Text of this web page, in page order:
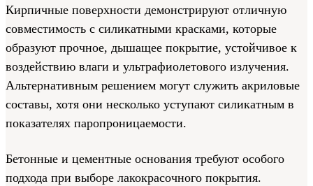
Кирпичные поверхности демонстрируют отличную
совместимость с силикатными красками, которые
образуют прочное, дышащее покрытие, устойчивое к
воздействию влаги и ультрафиолетового излучения.
Альтернативным решением могут служить акриловые
составы, хотя они несколько уступают силикатным в
показателях паропроницаемости.
Бетонные и цементные основания требуют особого
подхода при выборе лакокрасочного покрытия.